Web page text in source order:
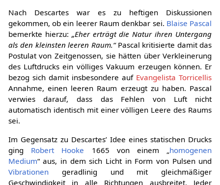
Nach Descartes war es zu heftigen Diskussionen
gekommen, ob ein leerer Raum denkbar sei. Blaise Pascal
bemerkte hierzu: „Eher erträgt die Natur ihren Untergang
als den kleinsten leeren Raum.“Pascal kritisierte damit das
Postulat von Zeitgenossen, sie hätten über Verkleinerung
des Luftdrucks ein völliges Vakuum erzeugen können. Er
bezog sich damit insbesondere auf Evangelista Torricellis
Annahme, einen leeren Raum erzeugt zu haben. Pascal
verwies darauf, dass das Fehlen von Luft nicht
automatisch identisch mit einer völligen Leere des Raums
sei.
Im Gegensatz zu Descartes’ Idee eines statischen Drucks
ging Robert Hooke 1665 von einem „ homogenen
Medium“ aus, in dem sich Licht in Form von Pulsen und
Vibrationengeradlinig und mit gleichmäßiger
Geschwindigkeit in alle Richtungen ausbreitet. Jeder